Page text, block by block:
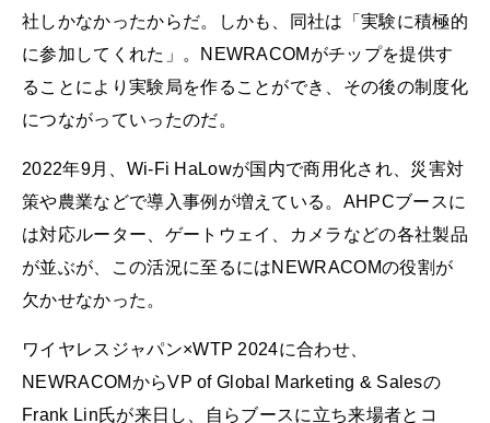
社しかなかったからだ。しかも、同社は「実験に積極的
に参加してくれた」。NEWRACOMがチップを提供す
ることにより実験局を作ることができ、その後の制度化
につながっていったのだ。
2022年9月、Wi-Fi HaLowが国内で商用化され、災害対
策や農業などで導入事例が増えている。AHPCブースに
は対応ルーター、ゲートウェイ、カメラなどの各社製品
が並ぶが、この活況に至るにはNEWRACOMの役割が
欠かせなかった。
ワイヤレスジャパン×WTP 2024に合わせ、
NEWRACOMからVP of Global Marketing & Salesの
Frank Lin氏が来日し、自らブースに立ち来場者とコ